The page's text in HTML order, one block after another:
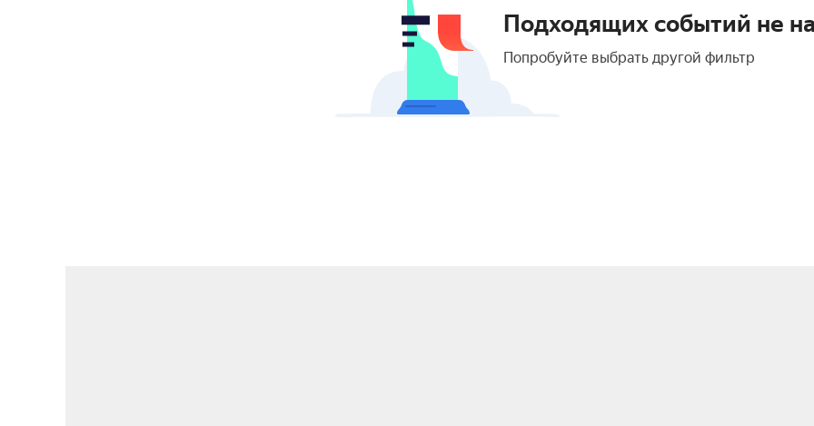
Подходящих событий не
Попробуйте выбрать другой фильтр